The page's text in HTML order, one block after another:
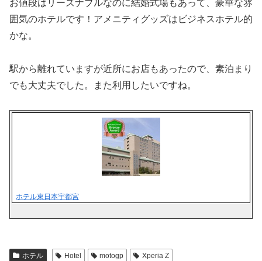
お値段はリーズナブルなのに結婚式場もあって、豪華な雰
囲気のホテルです！アメニティグッズはビジネスホテル的
かな。
駅から離れていますが近所にお店もあったので、素泊まり
でも大丈夫でした。また利用したいですね。
ホテル東日本宇都宮
ホテル Hotel motogp Xperia Z